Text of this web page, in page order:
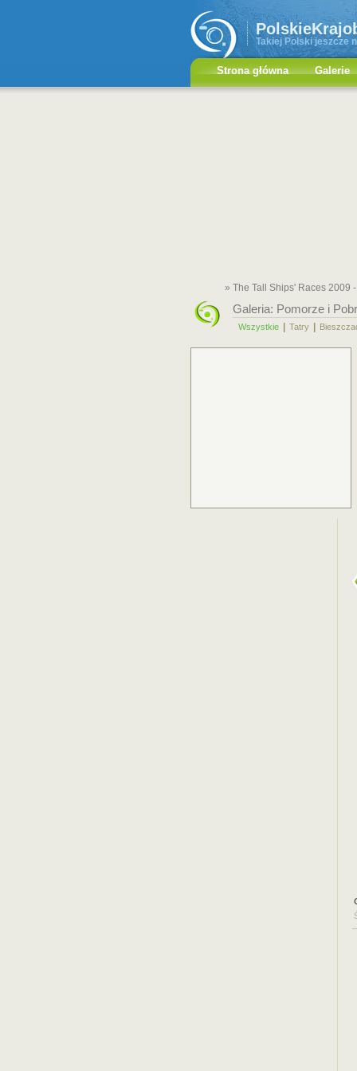
Takiej Polski jeszcze
Strona główna Galerie
» The Tall Ships' Races 2009
Galeria: Pomorze i
Wszystkie Tatry